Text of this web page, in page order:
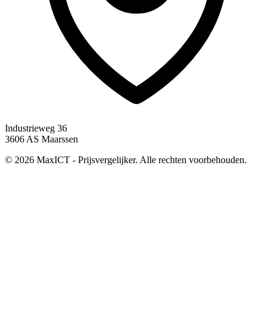
Industrieweg 36
3606 AS Maarssen
© 2026 MaxICT - Prijsvergelijker. Alle rechten voorbehouden.